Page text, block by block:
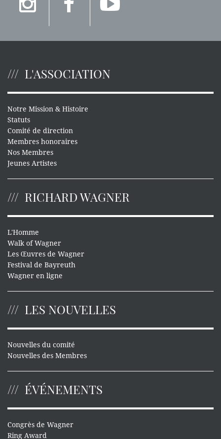
L'ASSOCIATION
Notre Mission & Histoire
Statuts
Comité de direction
Membres honoraires
Nos Membres
Jeunes Artistes
RICHARD WAGNER
L'Homme
Walk of Wagner
Les Œuvres de Wagner
Festival de Bayreuth
Wagner en ligne
LES NOUVELLES
Nouvelles du comité
Nouvelles des Membres
ÉVÉNEMENTS
Congrès de Wagner
Ring Award